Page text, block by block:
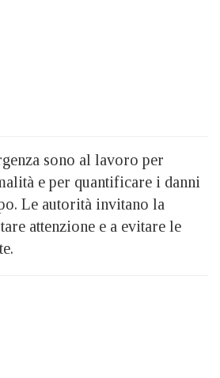
sono al lavoro per
e per quantificare i danni
Le autorità invitano la
attenzione e a evitare le